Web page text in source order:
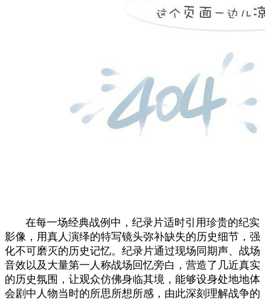
在每一场经典战例中，纪录片适时引用珍贵的纪实
影像，用真人演绎的特写镜头弥补缺失的历史细节，强
化不可磨灭的历史记忆。纪录片通过现场同期声、战场
音效以及大量第一人称战场回忆旁白，营造了几近真实
的历史氛围，让观众仿佛身临其境，能够设身处地地体
会剧中人物当时的所思所想所感，由此深刻理解战争的